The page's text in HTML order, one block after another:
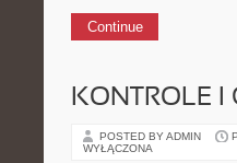
Continue
KONTROLE I
POSTED BY ADMIN
WYŁĄCZONA